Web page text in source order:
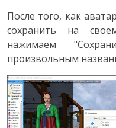
После того, как
сохранить на
нажимаем
произвольным